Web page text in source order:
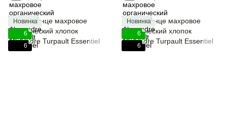
Новинка
6
6
Новинка
6
6